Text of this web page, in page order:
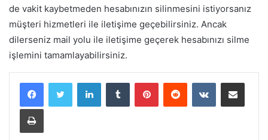
de vakit kaybetmeden hesabınızın silinmesini istiyorsanız
müşteri hizmetleri ile iletişime geçebilirsiniz. Ancak
dilerseniz mail yolu ile iletişime geçerek hesabınızı silme
işlemini tamamlayabilirsiniz.
LinkedInTumblr PinterestReddit VKontakteE-Posta ile paylaş
Yazdır